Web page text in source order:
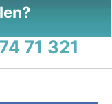
71 321